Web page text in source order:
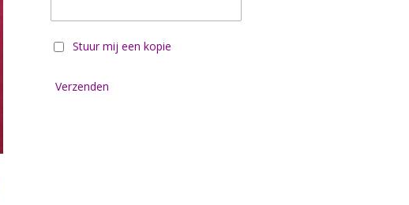
Stuur mij een kopie
Verzenden